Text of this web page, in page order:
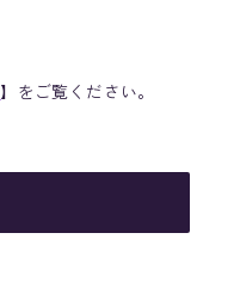
】をご覧ください。